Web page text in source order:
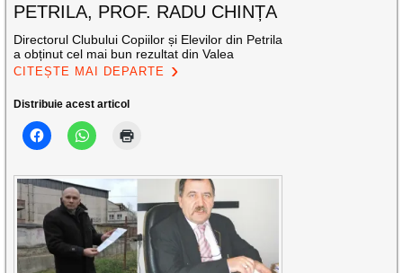
PETRILA, PROF. RADU CHINȚA
Directorul Clubului Copiilor și Elevilor din Petrila
a obținut cel mai bun rezultat din Valea
CITEȘTE MAI DEPARTE
Distribuie acest articol